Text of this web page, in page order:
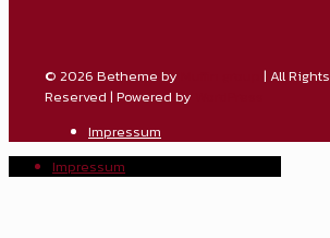
© 2026 Betheme by
| All Rights
Reserved | Powered by
Impressum
Impressum